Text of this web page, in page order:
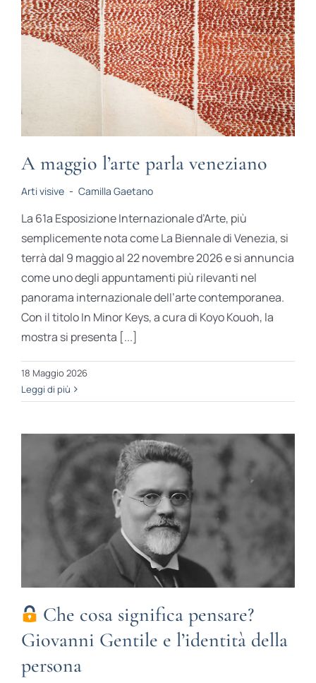
A maggio l’arte parla veneziano
Arti visive - Camilla Gaetano
La 61a Esposizione Internazionale d’Arte, più
semplicemente nota come La Biennale di Venezia, si
terrà dal 9 maggio al 22 novembre 2026 e si annuncia
come uno degli appuntamenti più rilevanti nel
panorama internazionale dell’arte contemporanea.
Con il titolo In Minor Keys, a cura di Koyo Kouoh, la
mostra si presenta [...]
18 Maggio 2026
Leggi di più
Che cosa significa pensare?
Giovanni Gentile e l’identità della
persona